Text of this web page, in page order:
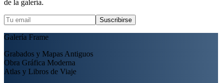
de la galería.
Suscribirse
Galería Frame
Grabados y Mapas Antiguos
Obra Gráfica Moderna
Atlas y Libros de Viaje